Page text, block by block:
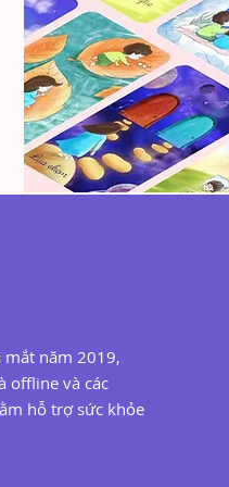
mắt năm 2019,
offline và các
hỗ trợ sức khỏe